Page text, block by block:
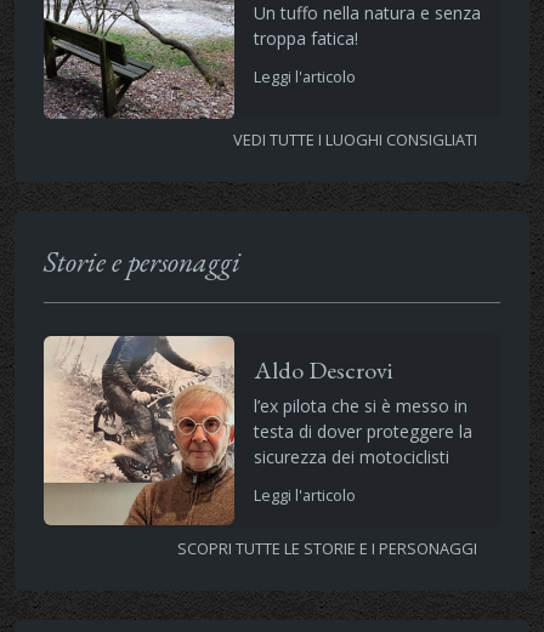
Un tuffo nella natura e senza
troppa fatica!
Leggi l'articolo
VEDI TUTTE I LUOGHI CONSIGLIATI
Storie e personaggi
Aldo Descrovi
l’ex pilota che si è messo in
testa di dover proteggere la
sicurezza dei motociclisti
Leggi l'articolo
SCOPRI TUTTE LE STORIE E I PERSONAGGI